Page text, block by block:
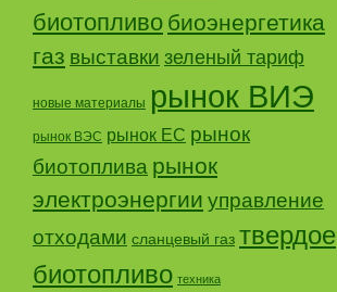
биотопливо биоэнергетика
газ выставки зеленый тариф
новые материалы рынок ВИЭ
рынок ВЭС рынок ЕС рынок
биотоплива рынок
электроэнергии управление
отходами сланцевый газ твердое
биотопливо техника